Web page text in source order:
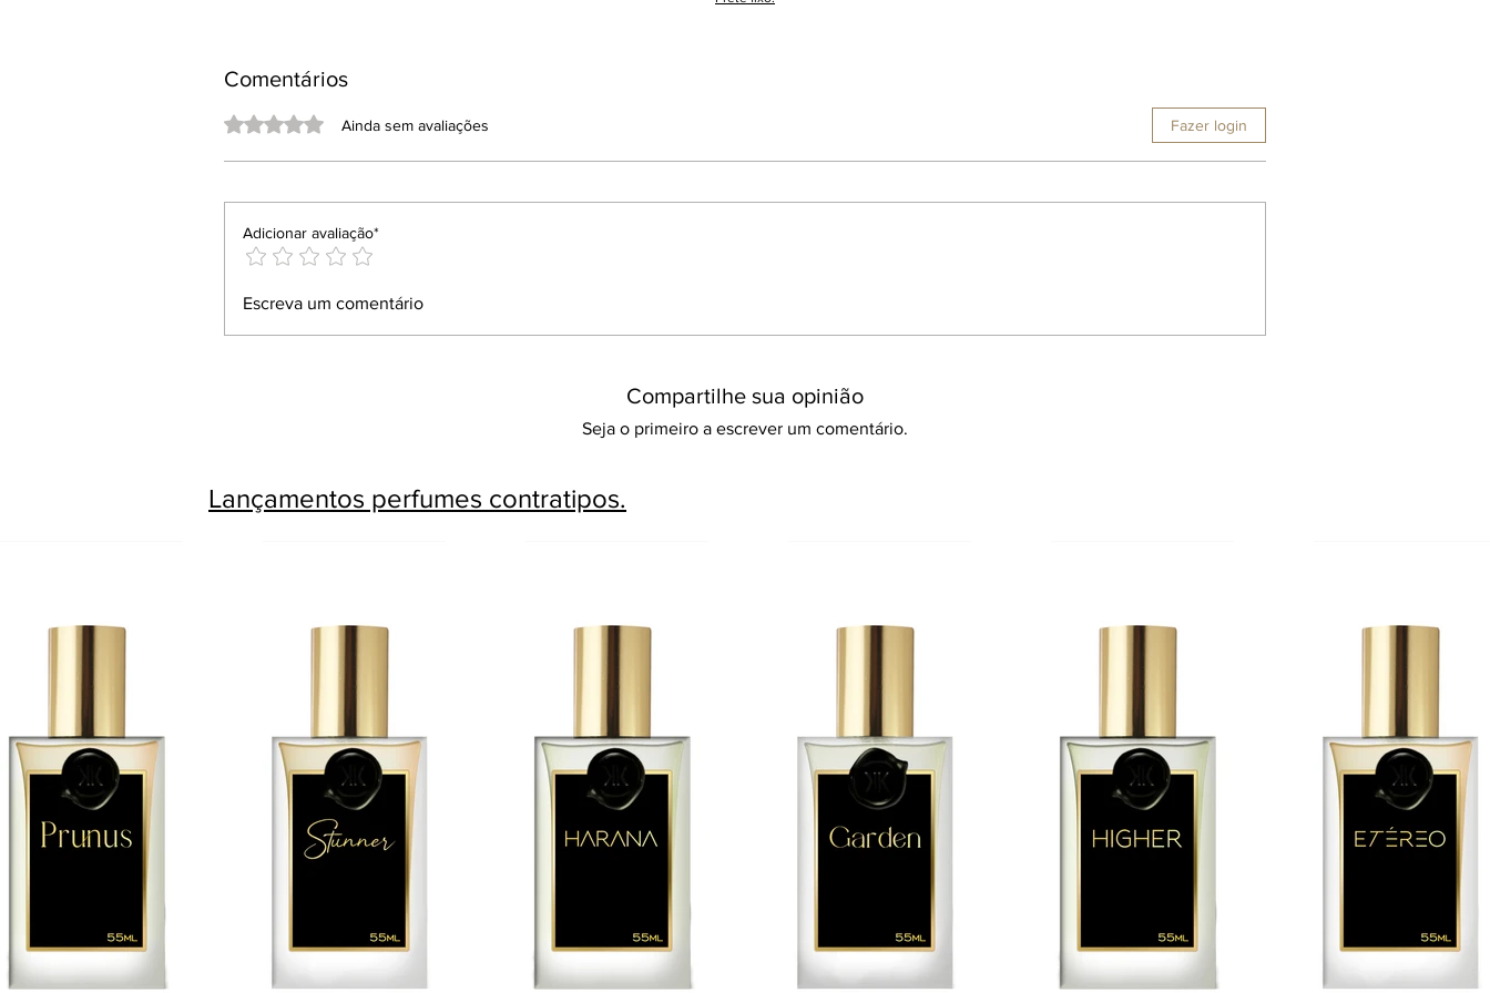
Comentários
Fazer login
Avaliado com 0 de 5 estrelas.Ainda sem avaliações
Adicionar avaliação*
Escreva um comentário
Compartilhe sua opinião
Seja o primeiro a escrever um comentário.
Lançamentos perfumes contratipos.